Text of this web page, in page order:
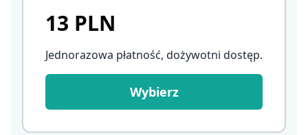
13 PLN
Jednorazowa płatność, dożywotni dostęp.
Wybierz